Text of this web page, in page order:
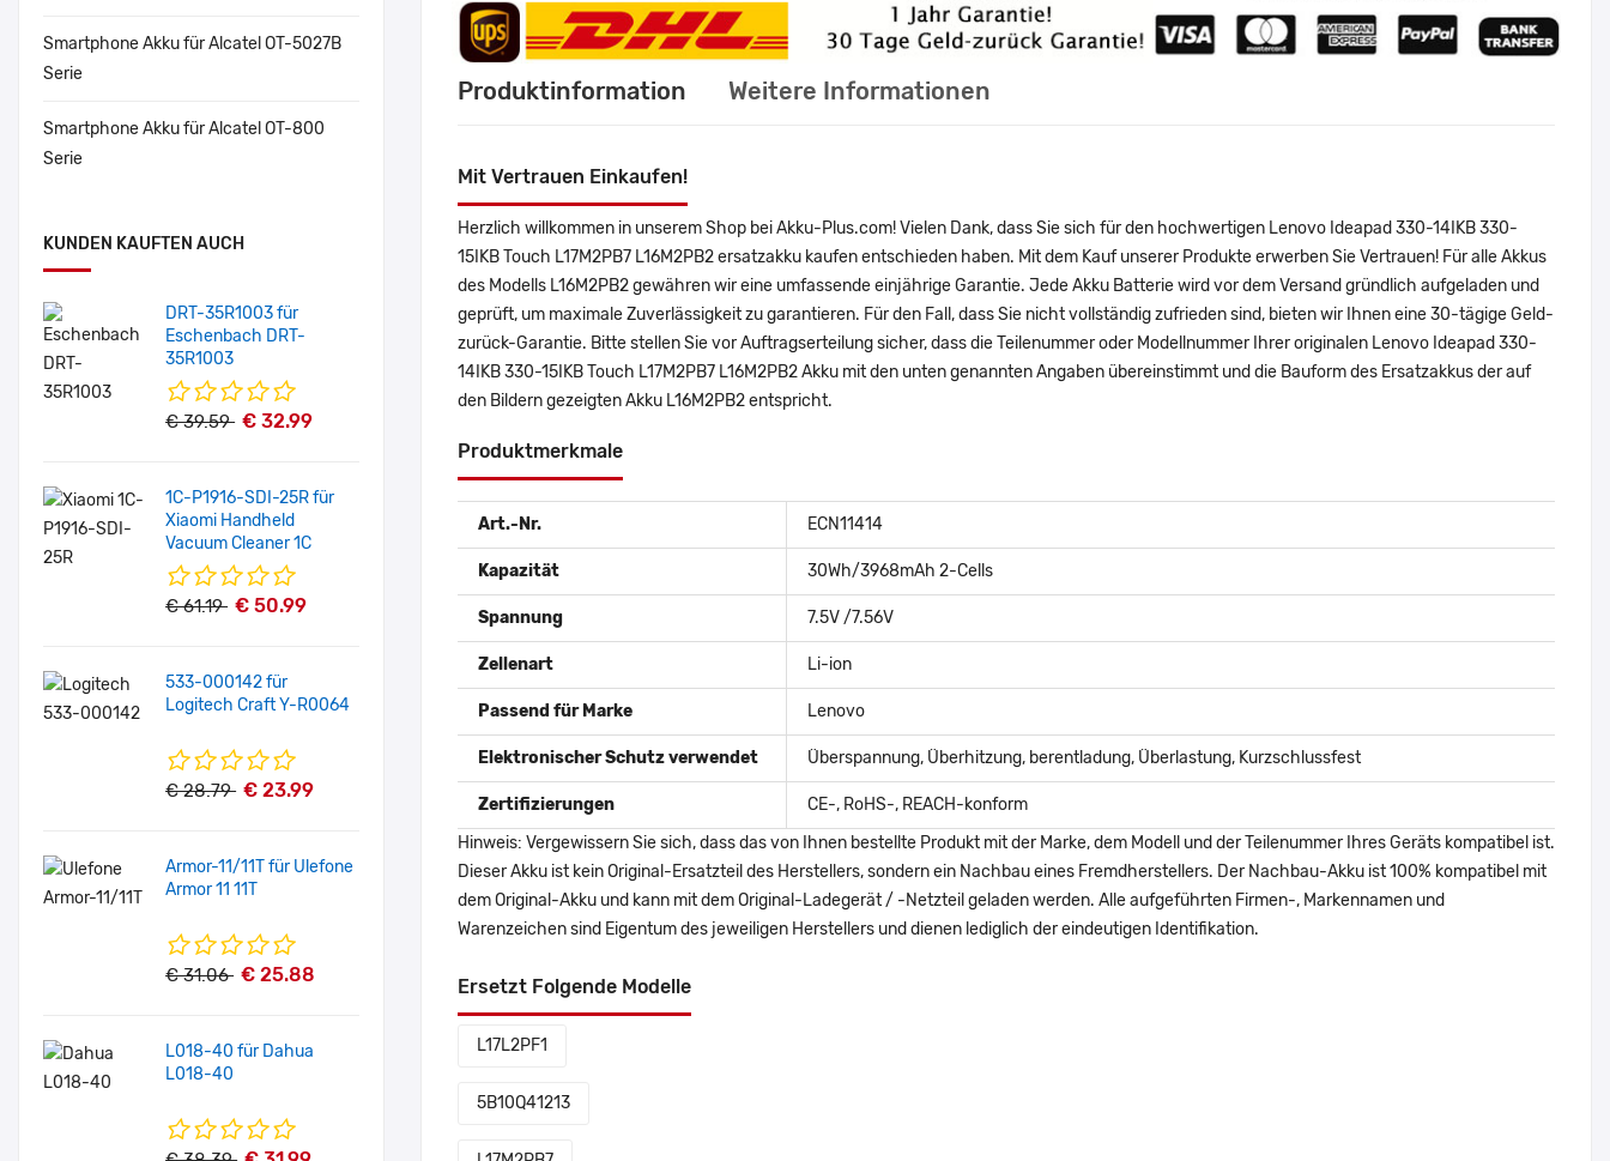
Smartphone Akku für Alcatel OT-5027B
Serie
Smartphone Akku für Alcatel OT-800
Serie
KUNDEN KAUFTEN AUCH
DRT-35R1003 für
Eschenbach DRT-
35R1003
€ 39.59 € 32.99
1C-P1916-SDI-25R für
Xiaomi Handheld
Vacuum Cleaner 1C
€ 61.19 € 50.99
533-000142 für
Logitech Craft Y-R0064
€ 28.79 € 23.99
Armor-11/11T für Ulefone
Armor 11 11T
€ 31.06 € 25.88
L018-40 für Dahua
L018-40
Produktinformation Weitere Informationen
Mit Vertrauen Einkaufen!
Herzlich willkommen in unserem Shop bei Akku-Plus.com! Vielen Dank, dass Sie sich für den hochwertigen Lenovo Ideapad 330-14IKB 330-
15IKB Touch L17M2PB7 L16M2PB2 ersatzakku kaufen entschieden haben. Mit dem Kauf unserer Produkte erwerben Sie Vertrauen! Für alle Akkus
des Modells L16M2PB2 gewähren wir eine umfassende einjährige Garantie. Jede Akku Batterie wird vor dem Versand gründlich aufgeladen und
geprüft, um maximale Zuverlässigkeit zu garantieren. Für den Fall, dass Sie nicht vollständig zufrieden sind, bieten wir Ihnen eine 30-tägige Geld-
zurück-Garantie. Bitte stellen Sie vor Auftragserteilung sicher, dass die Teilenummer oder Modellnummer Ihrer originalen Lenovo Ideapad 330-
14IKB 330-15IKB Touch L17M2PB7 L16M2PB2 Akku mit den unten genannten Angaben übereinstimmt und die Bauform des Ersatzakkus der auf
den Bildern gezeigten Akku L16M2PB2 entspricht.
Produktmerkmale
Art.-Nr. ECN11414
Kapazität 30Wh/3968mAh 2-Cells
Spannung 7.5V /7.56V
Zellenart Li-ion
Passend für Marke Lenovo
Elektronischer Schutz verwendet Überspannung, Überhitzung, berentladung, Überlastung, Kurzschlussfest
Zertifizierungen
CE-, RoHS-, REACH-konform
Hinweis: Vergewissern Sie sich, dass das von Ihnen bestellte Produkt mit der Marke, dem Modell und der Teilenummer Ihres Geräts kompatibel ist.
Dieser Akku ist kein Original-Ersatzteil des Herstellers, sondern ein Nachbau eines Fremdherstellers. Der Nachbau-Akku ist 100% kompatibel mit
dem Original-Akku und kann mit dem Original-Ladegerät / -Netzteil geladen werden. Alle aufgeführten Firmen-, Markennamen und
Warenzeichen sind Eigentum des jeweiligen Herstellers und dienen lediglich der eindeutigen Identifikation.
Ersetzt Folgende Modelle
L17L2PF1
5B10Q41213